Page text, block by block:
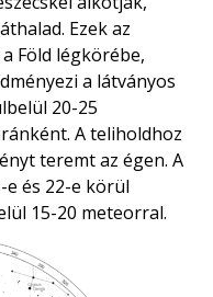
Ezek az
Föld légkörébe,
a látványos
20-25
A teliholdhoz
teremt az égen. A
és 22-e körül
15-20 meteorral.